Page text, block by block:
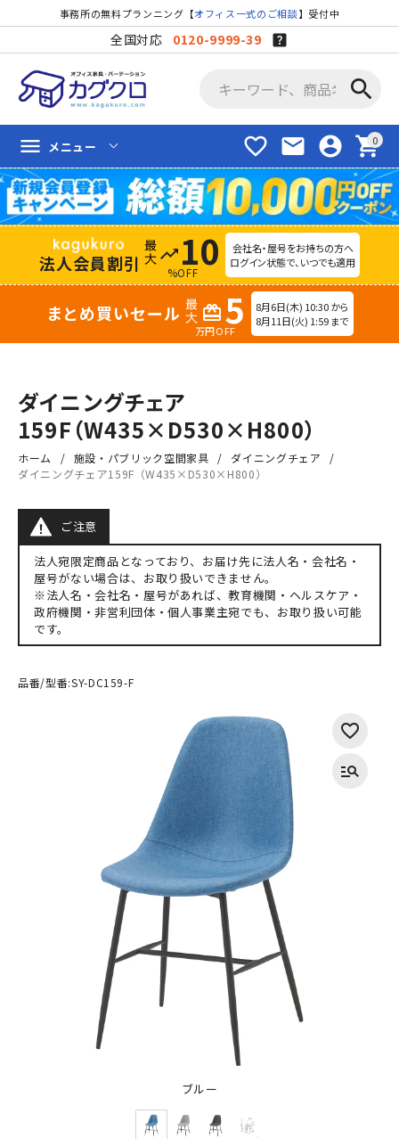
事務所の無料プランニング【オフィス一式のご相談】受付中
全国対応 0120-9999-39
search
favorite_border mail account_circle shopping_cart
menu メニュー
法人会員割引 trending_up 10
%OFF
会社名・屋号をお持ちの方へ
ログイン状態で、いつでも適用
まとめ買いセール redeem 5
万円OFF
8月6日(木) 10:30 から
8月11日(火) 1:59 まで
ダイニングチェア
159F（W435×D530×H800）
ホーム 施設・パブリック空間家具
ダイニングチェア
ダイニングチェア159F（W435×D530×H800）
ご注意
法人宛限定商品となっており、お届け先に法人名・会社名・
屋号がない場合は、お取り扱いできません。
※法人名・会社名・屋号があれば、教育機関・ヘルスケア・
政府機関・非営利団体・個人事業主宛でも、お取り扱い可能
です。
品番/型番:SY-DC159-F
ブルー